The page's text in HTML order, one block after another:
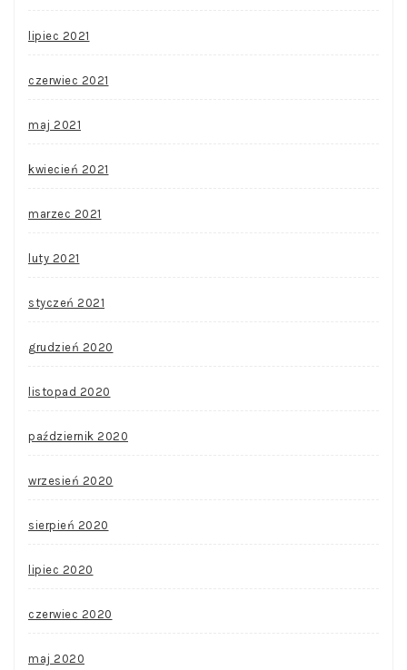
lipiec 2021
czerwiec 2021
maj 2021
kwiecień 2021
marzec 2021
luty 2021
styczeń 2021
grudzień 2020
listopad 2020
październik 2020
wrzesień 2020
sierpień 2020
lipiec 2020
czerwiec 2020
maj 2020